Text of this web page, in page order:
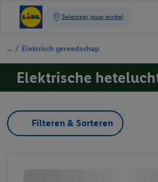
/ Elektrisch gereedschap
Elektrische
Filteren & Sorteren